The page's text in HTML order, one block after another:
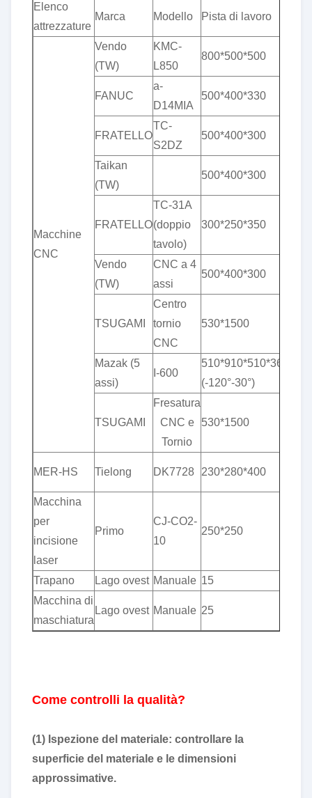
Elenco
attrezzature
Marca Modello Pista di lavoro
Macchine
CNC
Vendo
(TW)
KMC-
L850
800*500*500
FANUC
a-
D14MIA
500*400*330
FRATELLO
TC-
S2DZ
500*400*300
Taikan
(TW)
500*400*300
FRATELLO
TC-31A
(doppio
tavolo)
300*250*350
Vendo
(TW)
CNC a 4
assi
500*400*300
TSUGAMI
Centro
tornio
CNC
530*1500
Mazak (5
assi)
I-600
510*910*510*360°*
(-120°-30°)
TSUGAMI
Fresatura
CNC e
Tornio
530*1500
MER-HS Tielong DK7728 230*280*400
Macchina
per
incisione
laser
Primo
CJ-CO2-
10
250*250
Trapano Lago ovest Manuale 15
Macchina di
maschiatura
Lago ovest Manuale 25
Come controlli la qualità?
(1) Ispezione del materiale: controllare la
superficie del materiale e le dimensioni
approssimative.